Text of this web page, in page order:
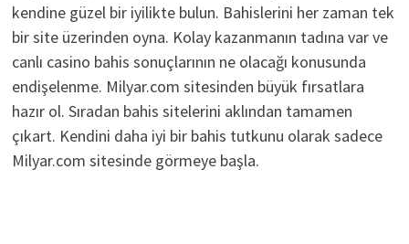
kendine güzel bir iyilikte bulun. Bahislerini her zaman tek
bir site üzerinden oyna. Kolay kazanmanın tadına var ve
canlı casino bahis sonuçlarının ne olacağı konusunda
endişelenme. Milyar.com sitesinden büyük fırsatlara
hazır ol. Sıradan bahis sitelerini aklından tamamen
çıkart. Kendini daha iyi bir bahis tutkunu olarak sadece
Milyar.com sitesinde görmeye başla.